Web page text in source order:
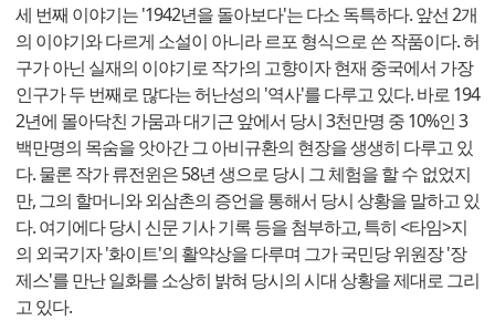
세 번째 이야기는 '1942년을 돌아보다'는 다소 독특하다. 앞선 2개
의 이야기와 다르게 소설이 아니라 르포 형식으로 쓴 작품이다. 허
구가 아닌 실재의 이야기로 작가의 고향이자 현재 중국에서 가장
인구가 두 번째로 많다는 허난성의 '역사'를 다루고 있다. 바로 194
2년에 몰아닥친 가뭄과 대기근 앞에서 당시 3천만명 중 10%인 3
백만명의 목숨을 앗아간 그 아비규환의 현장을 생생히 다루고 있
다. 물론 작가 류전윈은 58년 생으로 당시 그 체험을 할 수 없었지
만, 그의 할머니와 외삼촌의 증언을 통해서 당시 상황을 말하고 있
다. 여기에다 당시 신문 기사 기록 등을 첨부하고, 특히 <타임>지
의 외국기자 '화이트'의 활약상을 다루며 그가 국민당 위원장 '장
제스'를 만난 일화를 소상히 밝혀 당시의 시대 상황을 제대로 그리
고 있다.